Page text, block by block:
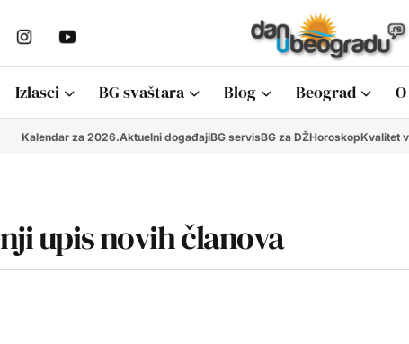
Izlasci BG svaštara Blog Beograd
Kalendar za 2026.Aktuelni događajiBG servisBG za DŽHoroskopKvalitet
upis novih članova